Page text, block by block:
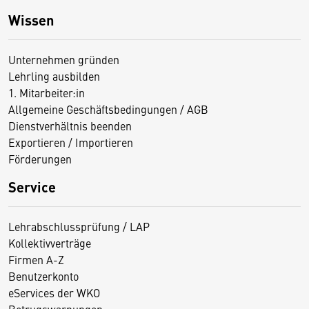
Wissen
Unternehmen gründen
Lehrling ausbilden
1. Mitarbeiter:in
Allgemeine Geschäftsbedingungen / AGB
Dienstverhältnis beenden
Exportieren / Importieren
Förderungen
Service
Lehrabschlussprüfung / LAP
Kollektivverträge
Firmen A-Z
Benutzerkonto
eServices der WKO